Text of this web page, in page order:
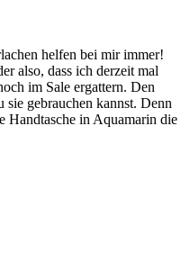
helfen bei mir immer!
also, dass ich derzeit mal
im Sale ergattern. Den
gebrauchen kannst. Denn
Handtasche in Aquamarin die